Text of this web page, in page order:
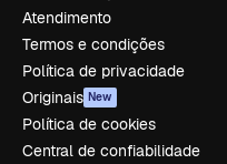
Atendimento
Termos e condições
Política de privacidade
Originais New
Política de cookies
Central de confiabilidade